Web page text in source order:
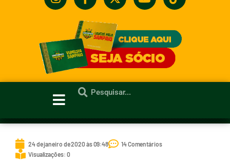
24 de janeiro de 2020 às 09:48
14 Comentários
Visualizações: 0